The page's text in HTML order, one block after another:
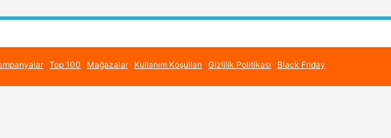
Top 100 Mağazalar Kullanım Koşulları Gizlilik Politikası Black Friday